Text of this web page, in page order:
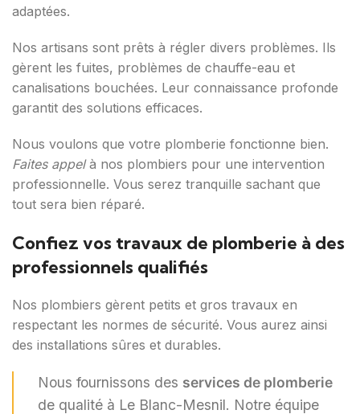
adaptées.
Nos artisans sont prêts à régler divers problèmes. Ils
gèrent les fuites, problèmes de chauffe-eau et
canalisations bouchées. Leur connaissance profonde
garantit des solutions efficaces.
Nous voulons que votre plomberie fonctionne bien.
Faites appelà nos plombiers pour une intervention
professionnelle. Vous serez tranquille sachant que
tout sera bien réparé.
Confiez vos travaux de plomberie à des
professionnels qualifiés
Nos plombiers gèrent petits et gros travaux en
respectant les normes de sécurité. Vous aurez ainsi
des installations sûres et durables.
Nous fournissons des services de plomberie
de qualité à Le Blanc-Mesnil. Notre équipe